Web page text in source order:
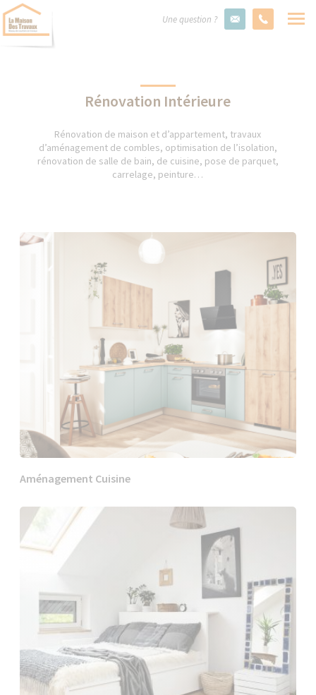
Une question ?
Rénovation Intérieure
Rénovation de maison et d’appartement, travaux
d’aménagement de combles, optimisation de l’isolation,
rénovation de salle de bain, de cuisine, pose de parquet,
carrelage, peinture…
Aménagement Cuisine